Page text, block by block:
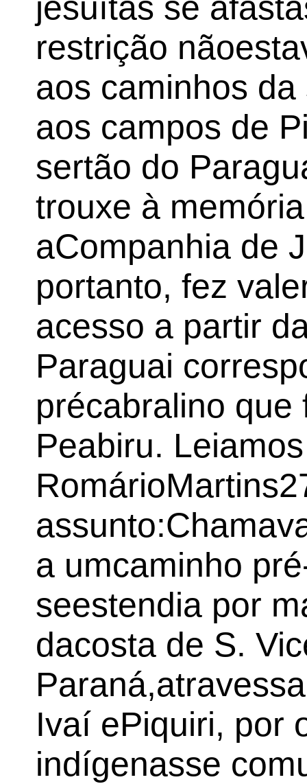
restrição
aos caminhos
aos campos de
sertão do
trouxe à
aCompanhia de
portanto, fez
acesso a partir
Paraguai
précabralino
Peabiru.
a umcaminho
seestendia por
dacosta de S.
Ivaí ePiquiri, por
indígenasse